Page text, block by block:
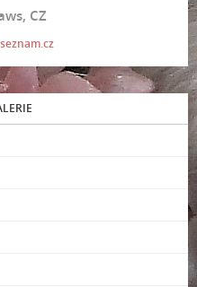
CZ